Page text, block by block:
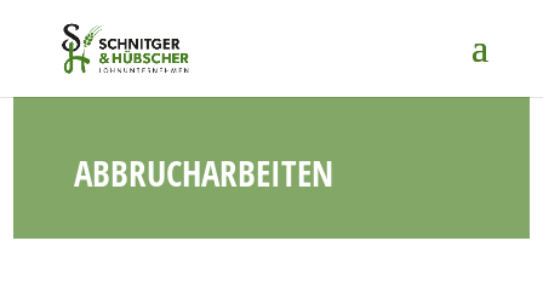
ABBRUCHARBEITEN